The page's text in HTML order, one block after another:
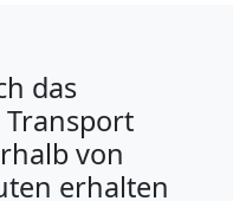
das
von
erhalten